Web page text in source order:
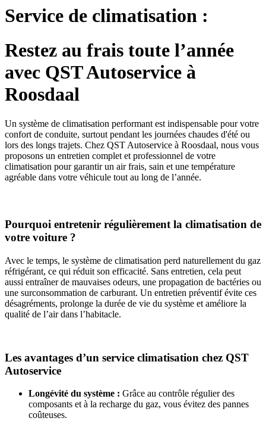
Service de climatisation :
Restez au frais toute l’année
avec QST Autoservice à
Roosdaal
Un système de climatisation performant est indispensable pour votre
confort de conduite, surtout pendant les journées chaudes d'été ou
lors des longs trajets. Chez QST Autoservice à Roosdaal, nous vous
proposons un entretien complet et professionnel de votre
climatisation pour garantir un air frais, sain et une température
agréable dans votre véhicule tout au long de l’année.
Pourquoi entretenir régulièrement la climatisation de
votre voiture ?
Avec le temps, le système de climatisation perd naturellement du gaz
réfrigérant, ce qui réduit son efficacité. Sans entretien, cela peut
aussi entraîner de mauvaises odeurs, une propagation de bactéries ou
une surconsommation de carburant. Un entretien préventif évite ces
désagréments, prolonge la durée de vie du système et améliore la
qualité de l’air dans l’habitacle.
Les avantages d’un service climatisation chez QST
Autoservice
Longévité du système : Grâce au contrôle régulier des
composants et à la recharge du gaz, vous évitez des pannes
coûteuses.